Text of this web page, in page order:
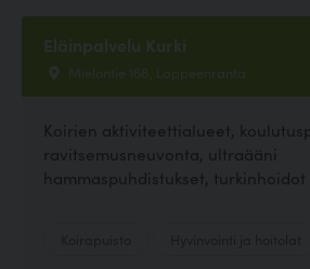
Eläinpalvelu Kurki
Mielontie 168, Lappeenranta
Koirien aktiviteettialueet,
ravitsemusneuvonta, ultraääni
hammaspuhdistukset, turkinhoidot